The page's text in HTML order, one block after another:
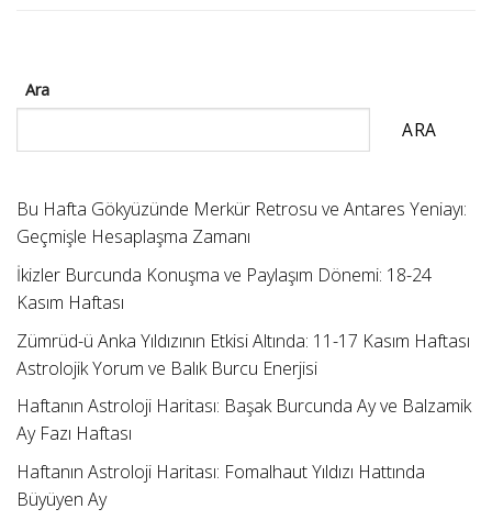
Ara
ARA
Bu Hafta Gökyüzünde Merkür Retrosu ve Antares Yeniayı:
Geçmişle Hesaplaşma Zamanı
İkizler Burcunda Konuşma ve Paylaşım Dönemi: 18-24
Kasım Haftası
Zümrüd-ü Anka Yıldızının Etkisi Altında: 11-17 Kasım Haftası
Astrolojik Yorum ve Balık Burcu Enerjisi
Haftanın Astroloji Haritası: Başak Burcunda Ay ve Balzamik
Ay Fazı Haftası
Haftanın Astroloji Haritası: Fomalhaut Yıldızı Hattında
Büyüyen Ay